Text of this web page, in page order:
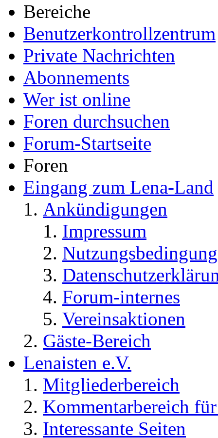
Bereiche
Benutzerkontrollzentrum
Private Nachrichten
Abonnements
Wer ist online
Foren durchsuchen
Forum-Startseite
Foren
Eingang zum Lena-Land
Ankündigungen
Impressum
Forum-internes
Vereinsaktionen
Gäste-Bereich
Lenaisten e.V.
Mitgliederbereich
Kommentarbereich
Interessante Seiten